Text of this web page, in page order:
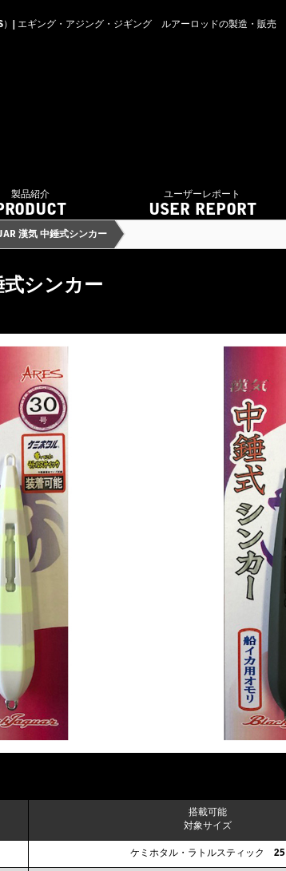
）| エギング・アジング・ジギング ルアーロッドの製造・販売
製品紹介 ユーザーレポート
USER REPORT
漢気 中錘式シンカー
式シンカー
搭載可能
対象サイズ
ケミホタル・ラトルスティック 25